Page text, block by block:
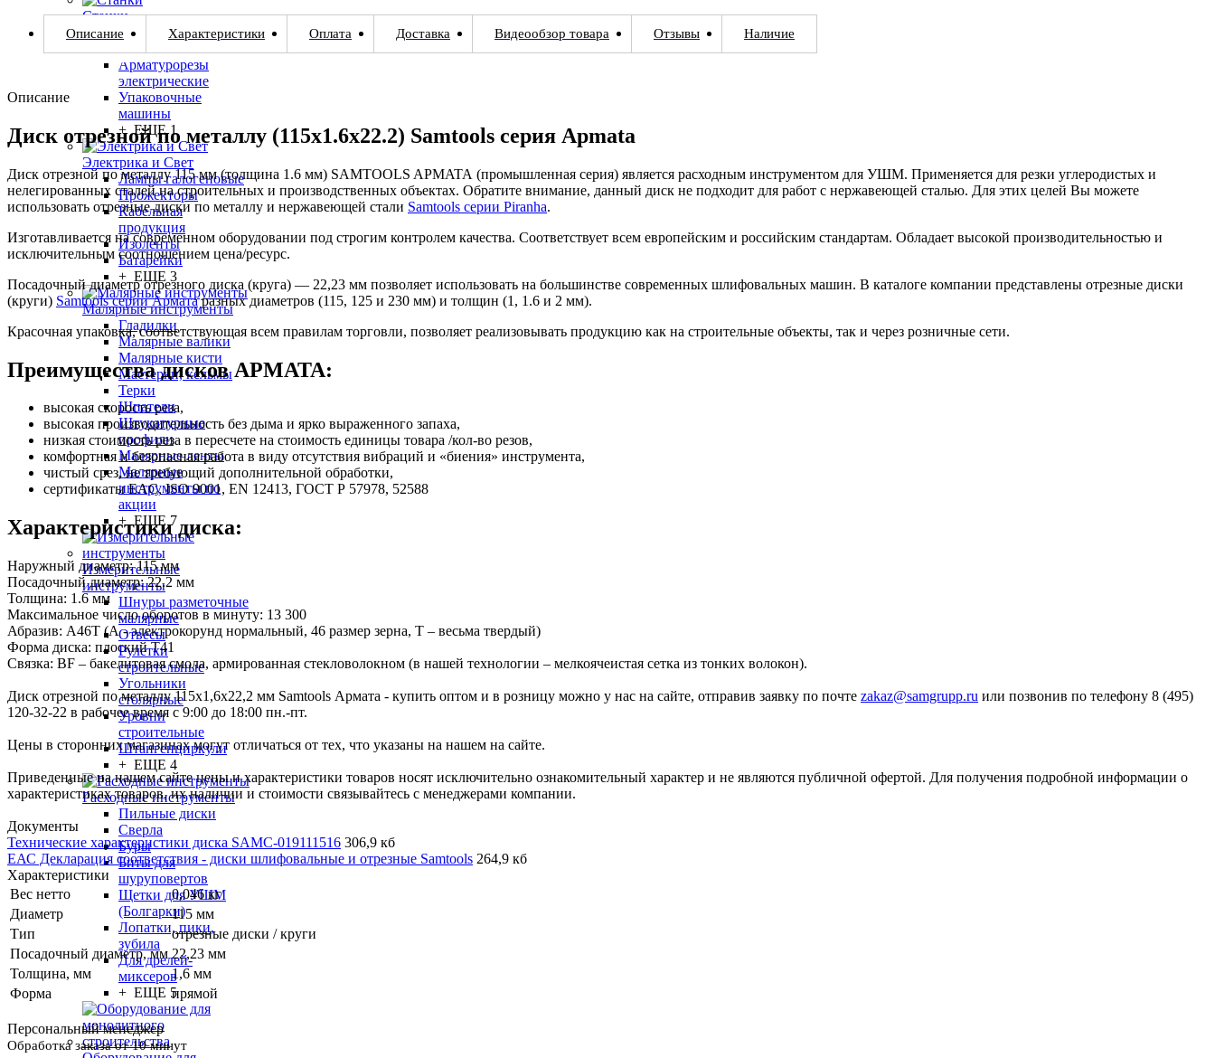
Станки
Арматурогибы
Арматурорезы
электрические
Упаковочные
машины
+ ЕЩЕ 1
Электрика и Свет
Лампы галогеновые
Прожекторы
Кабельная
продукция
Изоленты
Батарейки
+ ЕЩЕ 3
Малярные инструменты
Гладилки
Малярные валики
Малярные кисти
Мастерки, кельмы
Терки
Шпатели
Штукатурные
профили
Малярные ленты
Малярные
инструменты по
акции
+ ЕЩЕ 7
Измерительные
инструменты
Шнуры разметочные
малярные
Отвесы
Рулетки
строительные
Угольники
столярные
Уровни
строительные
Штангенциркули
+ ЕЩЕ 4
Расходные инструменты
Пильные диски
Сверла
Буры
Биты для
шуруповертов
Щетки для УШМ
(Болгарки)
Лопатки, пики,
зубила
Для дрелей-
миксеров
+ ЕЩЕ 5
Описание Характеристики Оплата Доставка Видеообзор товара Отзывы Наличие
Описание
Диск отрезной по металлу (115х1.6х22.2) Samtools серия Apmata
Диск отрезной по металлу 115 мм (толщина 1.6 мм) SAMTOOLS APMATA (промышленная серия) является расходным инструментом для УШМ. Применяется для резки углеродистых и
нелегированных сталей на строительных и производственных объектах. Обратите внимание, данный диск не подходит для работ с нержавеющей сталью. Для этих целей Вы можете
использовать отрезные диски по металлу и нержавеющей стали Samtools серии Piranha.
Изготавливается на современном оборудовании под строгим контролем качества. Соответствует всем европейским и российским стандартам. Обладает высокой производительностью и
исключительным соотношением цена/ресурс.
Посадочный диаметр отрезного диска (круга) — 22,23 мм позволяет использовать на большинстве современных шлифовальных машин. В каталоге компании представлены отрезные диски
(круги) Samtools серии Арматаразных диаметров (115, 125 и 230 мм) и толщин (1, 1.6 и 2 мм).
Красочная упаковка, соответствующая всем правилам торговли, позволяет реализовывать продукцию как на строительные объекты, так и через розничные сети.
Преимущества дисков APMATA:
высокая скорость реза,
высокая производительность без дыма и ярко выраженного запаха,
низкая стоимость реза в пересчете на стоимость единицы товара /кол-во резов,
комфортная и безопасная работа в виду отсутствия вибраций и «биения» инструмента,
чистый срез, не требующий дополнительной обработки,
сертификаты EAC, ISO 9001, EN 12413, ГОСТ Р 57978, 52588
Характеристики диска:
Наружный диаметр: 115 мм
Посадочный диаметр: 22.2 мм
Толщина: 1.6 мм
Максимальное число оборотов в минуту: 13 300
Абразив: А46Т (А - электрокорунд нормальный, 46 размер зерна, Т – весьма твердый)
Форма диска: плоский Т41
Связка: BF – бакелитовая смола, армированная стекловолокном (в нашей технологии – мелкоячеистая сетка из тонких волокон).
Диск отрезной по металлу 115х1,6х22,2 мм Samtools Армата - купить оптом и в розницу можно у нас на сайте, отправив заявку по почте zakaz@samgrupp.ru или позвонив по телефону 8 (495)
120-32-22 в рабочее время с 9:00 до 18:00 пн.-пт.
Цены в сторонних магазинах могут отличаться от тех, что указаны на нашем на сайте.
Приведенные на нашем сайте цены и характеристики товаров носят исключительно ознакомительный характер и не являются публичной офертой. Для получения подробной информации о
характеристиках товаров, их наличии и стоимости связывайтесь с менеджерами компании.
Документы
Технические характеристики диска SAMC-019111516 306,9 кб
ЕАС Декларация соответствия - диски шлифовальные и отрезные Samtools 264,9 кб
Характеристики
Вес нетто
0,046 кг
Диаметр
115 мм
Тип
отрезные диски / круги
Посадочный диаметр, мм 22,23 мм
Толщина, мм
1,6 мм
Форма
прямой
Персональный менеджер
Обработка заказа от 10 минут